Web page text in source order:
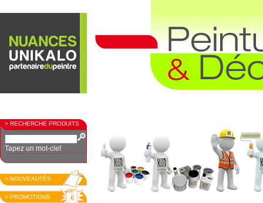
> RECHERCHE PRODUITS
Tapez un mot-clef
> NOUVEAUTÉS
> PROMOTIONS